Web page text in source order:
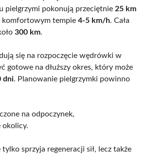
pielgrzymi pokonują przeciętnie 25 km
komfortowym tempie 4-5 km/h. Cała
300 km.
się na rozpoczęcie wędrówki w
gotowe na dłuższy okres, który może
dni. Planowanie pielgrzymki powinno
na odpoczynek,
okolicy.
tylko sprzyja regeneracji sił, lecz także